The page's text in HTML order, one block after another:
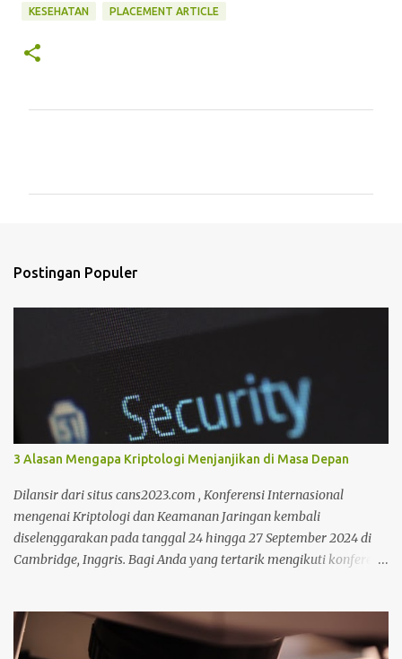
KESEHATAN PLACEMENT ARTICLE
Postingan Populer
3 Alasan Mengapa Kriptologi Menjanjikan di Masa Depan
Dilansir dari situs cans2023.com , Konferensi Internasional
mengenai Kriptologi dan Keamanan Jaringan kembali
diselenggarakan pada tanggal 24 hingga 27 September 2024 di
Cambridge, Inggris. Bagi Anda yang tertarik mengikuti konferensi
menjadi perbincangan hangat karena sangat dibutuhkan untuk
mengimbangi zaman yang serba modern. Lantas mengapa masa